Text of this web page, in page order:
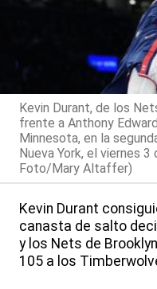
Kevin Durant, de los
frente a Anthony
Minnesota, en la
Nueva York, el viernes
Foto/Mary Altaffer)
Kevin Durant
canasta de salto
y los Nets de
105 a los